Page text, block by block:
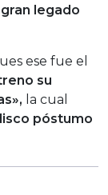
legado
ese fue el
su
la cual
póstumo